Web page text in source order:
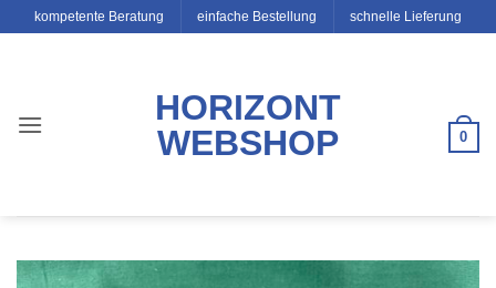
kompetente Beratung einfache Bestellung schnelle Lieferung
HORIZONT
WEBSHOP
0